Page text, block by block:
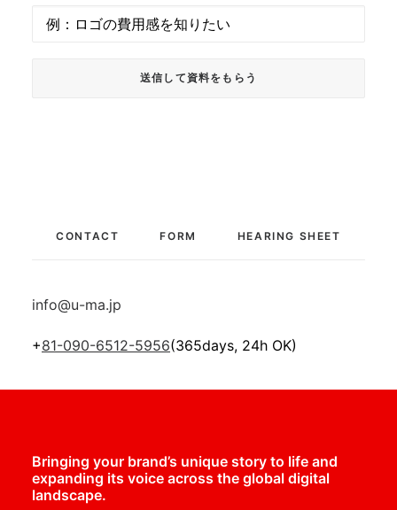
CONTACT FORM HEARING SHEET
info@u-ma.jp
+81-090-6512-5956(365days, 24h OK)
Bringing your brand’s unique story to life and
expanding its voice across the global digital
landscape.